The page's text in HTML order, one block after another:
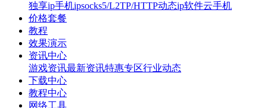
独享ip手机ipsocks5/L2TP/HTTP动态ip软件云手机
价格套餐
教程
效果演示
资讯中心
游戏资讯最新资讯特惠专区行业动态
下载中心
教程中心
网络工具